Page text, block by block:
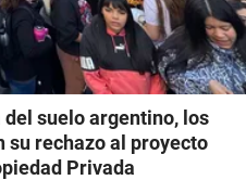
suelo argentino, los
rechazo al proyecto
Privada